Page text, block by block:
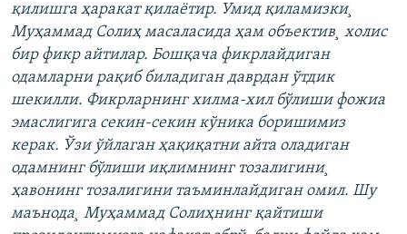
қилишга ҳаракат қилаëтир. Умид қиламизки¸
Муҳаммад Солиҳ масаласида ҳам объектив¸ холис
бир фикр айтилар. Бошқача фикрлайдиган
одамларни рақиб биладиган даврдан ўтдик
шекилли. Фикрларнинг хилма-хил бўлиши фожиа
эмаслигига секин-секин кўника боришимиз
керак. Ўзи ўйлаган ҳақиқатни айта оладиган
одамнинг бўлиши иқлимнинг тозалигини¸
ҳавонинг тозалигини таъминлайдиган омил. Шу
маънода¸ Муҳаммад Солиҳнинг қайтиши